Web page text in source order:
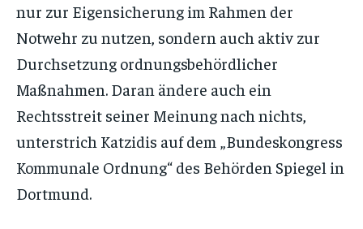
nur zur Eigensicherung im Rahmen der
Notwehr zu nutzen, sondern auch aktiv zur
Durchsetzung ordnungsbehördlicher
Maßnahmen. Daran ändere auch ein
Rechtsstreit seiner Meinung nach nichts,
unterstrich Katzidis auf dem „Bundeskongress
Kommunale Ordnung“ des Behörden Spiegel in
Dortmund.